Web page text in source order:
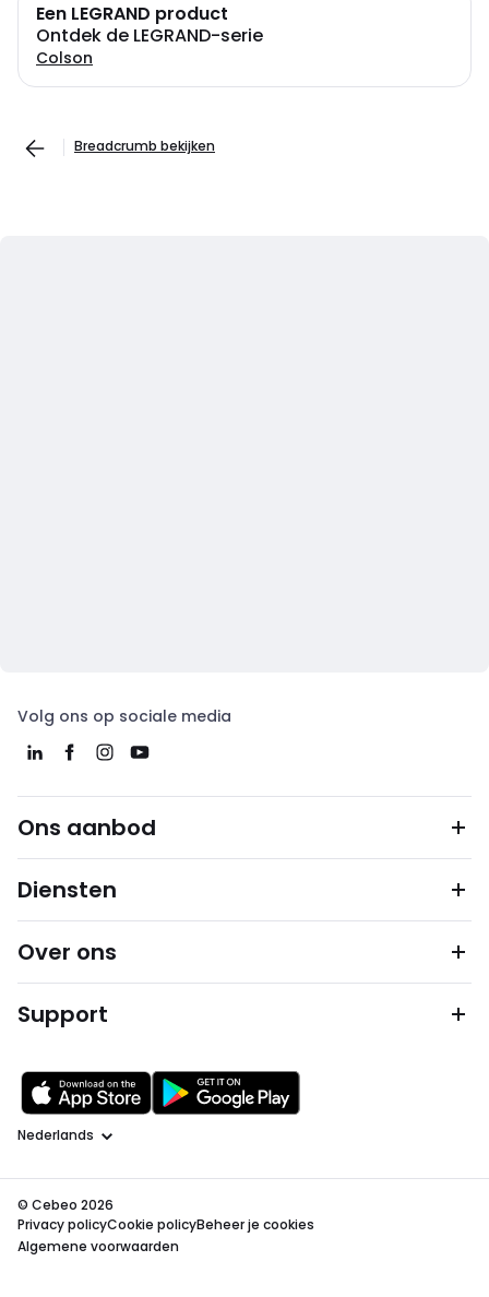
Een LEGRAND product
Ontdek de LEGRAND-serie
Colson
Breadcrumb bekijken
Volg ons op sociale media
Ons aanbod
Diensten
Over ons
Support
Taal
© Cebeo 2026
Privacy policyCookie policyBeheer je cookies
Algemene voorwaarden